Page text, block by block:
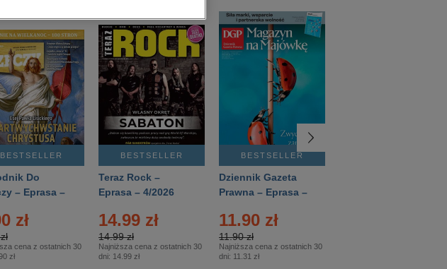
BESTSELLER
Do
– Eprasa –
zł
cena z ostatnich 30
zł
BESTSELLER
Teraz Rock –
Eprasa – 4/2026
14.99 zł
14.99 zł
Najniższa cena z ostatnich 30
dni: 14.99 zł
BESTSELLER
Dziennik Gazeta
Prawna – Eprasa –
11.90 zł
11.90 zł
Najniższa cena z ostatnich 30
dni: 11.31 zł